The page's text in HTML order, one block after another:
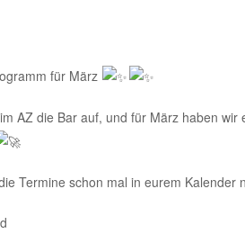
für März
AZ die Bar auf, und für März haben wir
Termine schon mal in eurem Kalender